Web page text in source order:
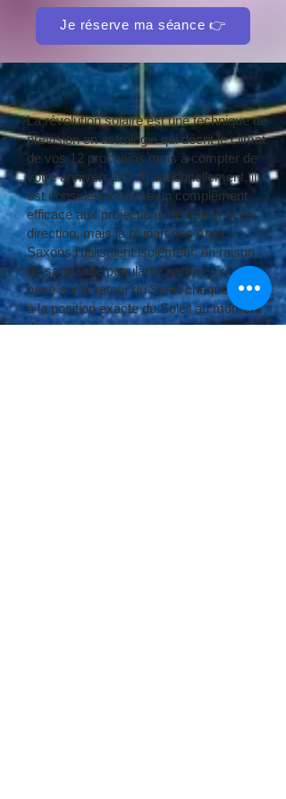
Je réserve ma séance 👉
La révolution solaire est une technique de
prévision en astrologie qui décrit le climat
de vos 12 prochains mois à compter de
votre anniversaire. Traditionnellement, il
est considéré comme un complément
efficace aux projections de transit et de
direction, mais la plupart des Anglo-
Saxons l'utilisaient isolément, en raison
de sa grande popularité parmi eux. . Il est
basé sur le retour du Soleil chaque année
à la position exacte du Soleil au moment
de votre naissance.